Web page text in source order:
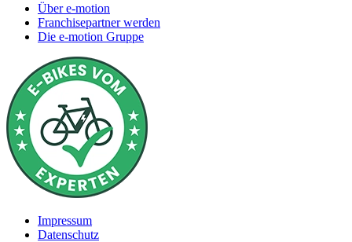
Über e-motion
Franchisepartner werden
Die e-motion Gruppe
Impressum
Datenschutz